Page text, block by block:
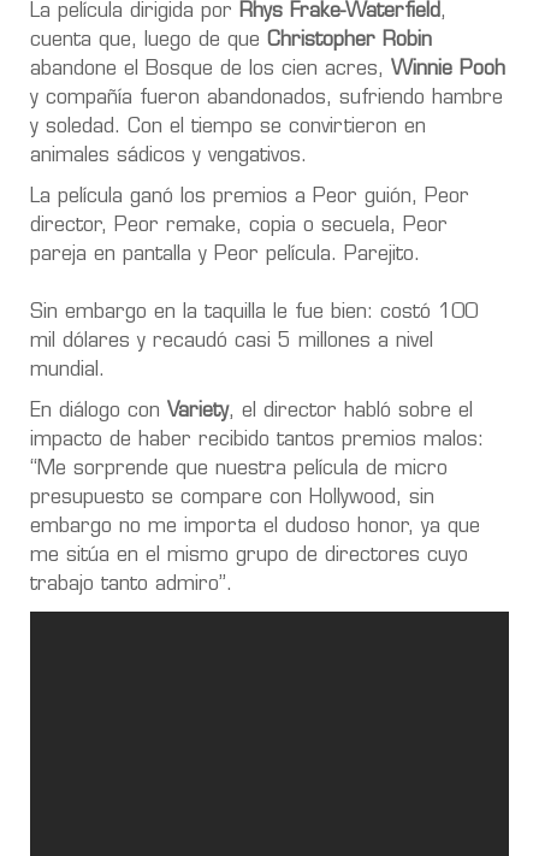
La película dirigida por Rhys Frake-Waterfield,
cuenta que, luego de que Christopher Robin
abandone el Bosque de los cien acres, Winnie Pooh
y compañía fueron abandonados, sufriendo hambre
y soledad. Con el tiempo se convirtieron en
animales sádicos y vengativos.
La película ganó los premios a Peor guión, Peor
director, Peor remake, copia o secuela, Peor
pareja en pantalla y Peor película. Parejito.
Sin embargo en la taquilla le fue bien: costó 100
mil dólares y recaudó casi 5 millones a nivel
mundial.
En diálogo con Variety, el director habló sobre el
impacto de haber recibido tantos premios malos:
“Me sorprende que nuestra película de micro
presupuesto se compare con Hollywood, sin
embargo no me importa el dudoso honor, ya que
me sitúa en el mismo grupo de directores cuyo
trabajo tanto admiro”.